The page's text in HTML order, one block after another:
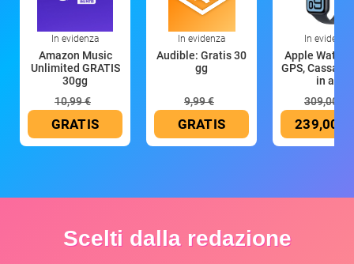
In evidenza
Amazon Music
Unlimited GRATIS
30gg
10,99 €
GRATIS
In evidenza
Audible: Gratis 30
gg
9,99 €
GRATIS
In evidenza
Apple Watch
GPS, Cassa
in all
309,00 €
239,00 €
Scelti dalla redazione